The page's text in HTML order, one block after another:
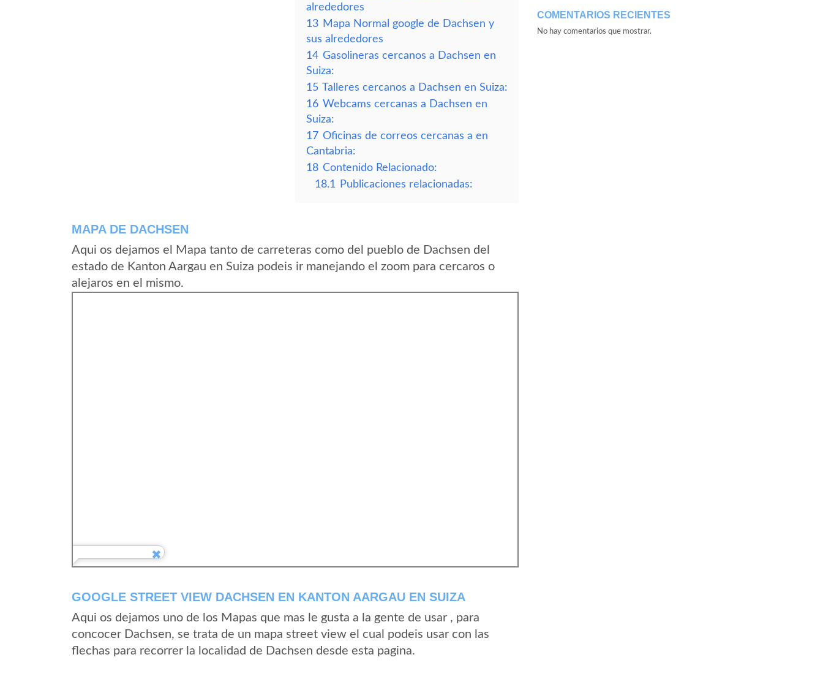
alrededores
13 Mapa Normal google de Dachsen y
sus alrededores
14 Gasolineras cercanos a Dachsen en
Suiza:
15 Talleres cercanos a Dachsen en Suiza:
16 Webcams cercanas a Dachsen en
Suiza:
17 Oficinas de correos cercanas a en
Cantabria:
18 Contenido Relacionado:
18.1
Publicaciones relacionadas:
MAPA DE DACHSEN
Aqui os dejamos el Mapa tanto de carreteras como del pueblo de Dachsen del
estado de Kanton Aargau en Suiza podeis ir manejando el zoom para cercaros o
alejaros en el mismo.
GOOGLE STREET VIEW DACHSEN EN KANTON AARGAU EN SUIZA
Aqui os dejamos uno de los Mapas que mas le gusta a la gente de usar , para
concocer Dachsen, se trata de un mapa street view el cual podeis usar con las
flechas para recorrer la localidad de Dachsen desde esta pagina.
COMENTARIOS RECIENTES
No hay comentarios que mostrar.